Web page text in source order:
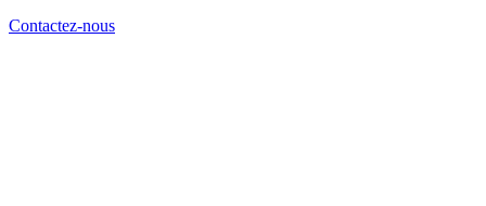
Contactez-nous